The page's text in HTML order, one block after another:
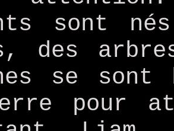
sont
des
se sont
pour